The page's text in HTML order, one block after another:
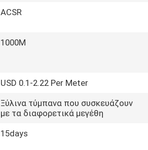
ACSR
1000M
USD 0.1-2.22 Per Meter
Ξύλινα τύμπανα που συσκευάζουν
με τα διαφορετικά μεγέθη
15days